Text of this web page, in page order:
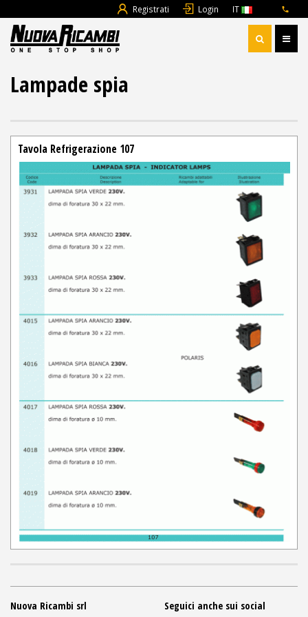
Registrati Login IT
Lampade spia
Tavola Refrigerazione 107
Nuova Ricambi srl Seguici anche sui social